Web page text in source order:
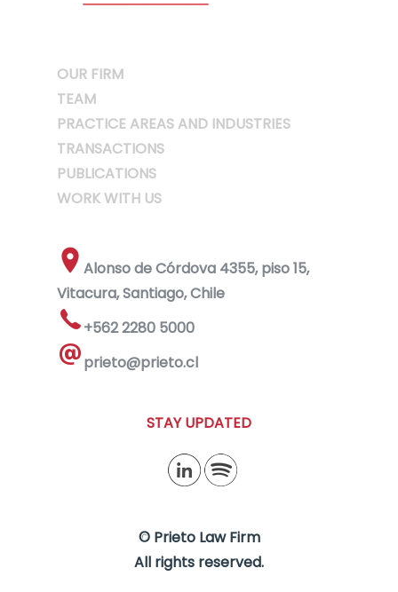
OUR FIRM
TEAM
PRACTICE AREAS AND INDUSTRIES
TRANSACTIONS
PUBLICATIONS
WORK WITH US
Alonso de Córdova 4355, piso 15,
Vitacura, Santiago, Chile
+562 2280 5000
prieto@prieto.cl
STAY UPDATED
© Prieto Law Firm
All rights reserved.